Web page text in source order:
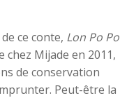
ce conte, Lon Po Po
chez Mijade en 2011,
de conservation
Peut-être la